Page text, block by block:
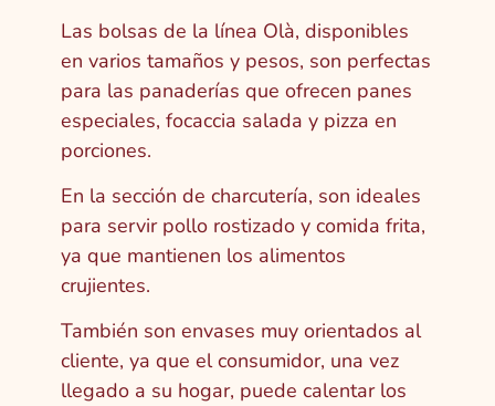
Las bolsas de la línea Olà, disponibles
en varios tamaños y pesos, son perfectas
para las panaderías que ofrecen panes
especiales, focaccia salada y pizza en
porciones.
En la sección de charcutería, son ideales
para servir pollo rostizado y comida frita,
ya que mantienen los alimentos
crujientes.
También son envases muy orientados al
cliente, ya que el consumidor, una vez
llegado a su hogar, puede calentar los